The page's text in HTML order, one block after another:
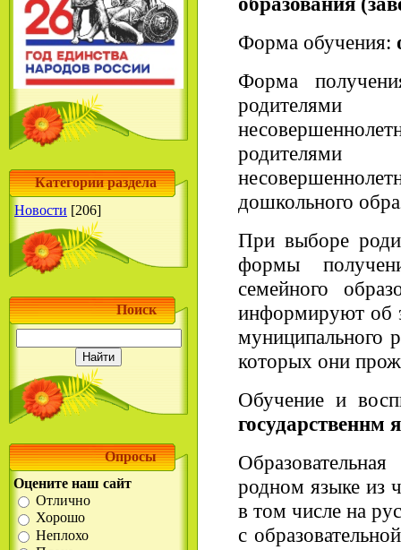
Категории раздела
Новости [206]
Поиск
Опросы
Оцените наш сайт
Отлично
Хорошо
Неплохо
Форма обучения:
Форма
дошкольного
При выборе
формы
семейного
информируют об
муниципального
которых они
Обучение и
государственнм
родном языке из
в том числе на
с